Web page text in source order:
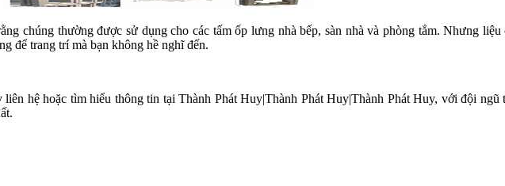
chúng thường được sử dụng cho các tấm ốp lưng nhà bếp, sàn nhà và phòng tắm. Nhưng
để trang trí mà bạn không hề nghĩ đến.
hệ hoặc tìm hiểu thông tin tại Thành Phát Huy|Thành Phát Huy|Thành Phát Huy, với đội